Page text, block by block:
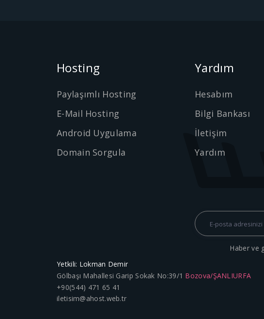
Hosting
Paylaşımlı Hosting
E-Mail Hosting
Android Uygulama
Domain Sorgula
Yardım
Hesabım
Bilgi Bankası
İletişim
Yardım
Haber ve
Yetkili: Lokman Demir
Gölbaşı Mahallesi Garip Sokak No:39/1 Bozova/ŞANLIURFA
+90(544) 471 65 41
iletisim@ahost.web.tr